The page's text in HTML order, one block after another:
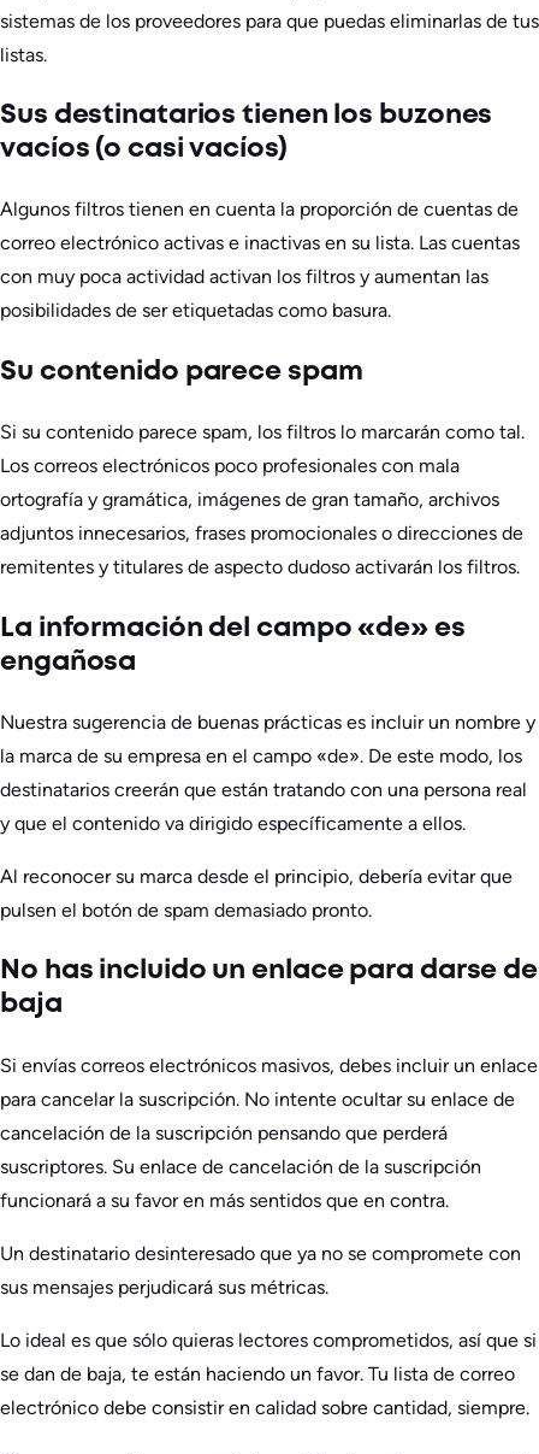
sistemas de los proveedores para que puedas eliminarlas de tus
listas.
Sus destinatarios tienen los buzones
vacíos (o casi vacíos)
Algunos filtros tienen en cuenta la proporción de cuentas de
correo electrónico activas e inactivas en su lista. Las cuentas
con muy poca actividad activan los filtros y aumentan las
posibilidades de ser etiquetadas como basura.
Su contenido parece spam
Si su contenido parece spam, los filtros lo marcarán como tal.
Los correos electrónicos poco profesionales con mala
ortografía y gramática, imágenes de gran tamaño, archivos
adjuntos innecesarios, frases promocionales o direcciones de
remitentes y titulares de aspecto dudoso activarán los filtros.
La información del campo «de» es
engañosa
Nuestra sugerencia de buenas prácticas es incluir un nombre y
la marca de su empresa en el campo «de». De este modo, los
destinatarios creerán que están tratando con una persona real
y que el contenido va dirigido específicamente a ellos.
Al reconocer su marca desde el principio, debería evitar que
pulsen el botón de spam demasiado pronto.
No has incluido un enlace para darse de
baja
Si envías correos electrónicos masivos, debes incluir un enlace
para cancelar la suscripción. No intente ocultar su enlace de
cancelación de la suscripción pensando que perderá
suscriptores. Su enlace de cancelación de la suscripción
funcionará a su favor en más sentidos que en contra.
Un destinatario desinteresado que ya no se compromete con
sus mensajes perjudicará sus métricas.
Lo ideal es que sólo quieras lectores comprometidos, así que si
se dan de baja, te están haciendo un favor. Tu lista de correo
electrónico debe consistir en calidad sobre cantidad, siempre.